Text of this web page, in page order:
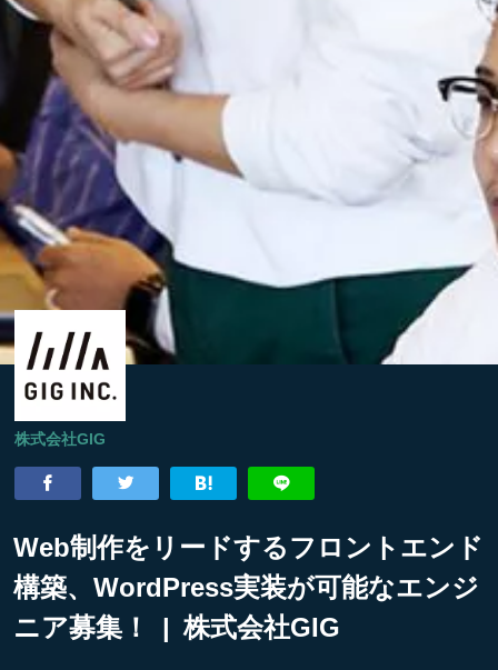
株式会社GIG
Web制作をリードするフロントエンド
構築、WordPress実装が可能なエンジ
ニア募集！ | 株式会社GIG